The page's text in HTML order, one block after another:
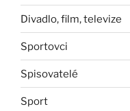
Divadlo, film, televize
Sportovci
Spisovatelé
Sport